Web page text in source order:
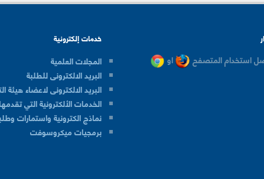
خدمات إلكترونية
المجلات العلمية
البريد الالكترونى للطلبة
البريد الالكترونى لاعضاء هيئة
الخدمات الألكترونية التي
نماذج الكترونية واستمارات
برمجيات ميكروسوفت
استخدام المتصفح او